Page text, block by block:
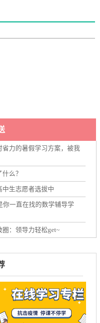
力的暑假学习方案，被我
么？
中生志愿者选拔中
你一直在找的数学辅导学
：领导力轻松get~